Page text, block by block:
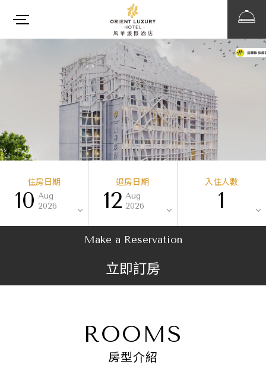
住房日期
10 Aug
2026
退房日期
12 Aug
2026
入住人數
1
Make a Reservation
立即訂房
ROOMS
房型介紹